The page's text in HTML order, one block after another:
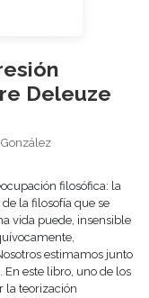
Deleuze
filosófica: la
la filosofía que se
vida puede, insensible
estimamos junto
En este libro, uno de los
la teorización